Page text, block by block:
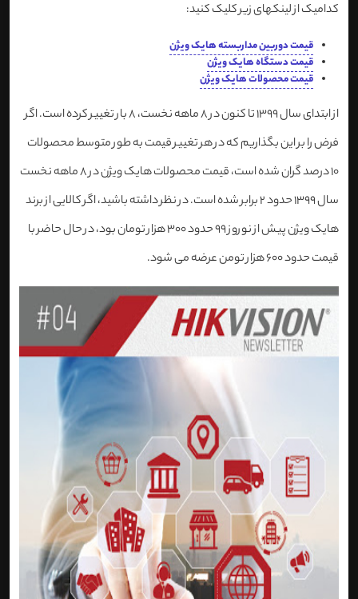
کدامیک از لینکهای زیر کلیک کنید:
قیمت دوربین مداربسته هایک ویژن
قیمت دستگاه هایک ویژن
قیمت محصولات هایک ویژن
از ابتدای سال 1399 تا کنون در 8 ماهه نخست، 8 بار تغییر کرده است. اگر
فرض را بر این بگذاریم که در هر تغییر قیمت به طور متوسط محصولات
10 درصد گران شده است، قیمت محصولات هایک ویژن در 8 ماهه نخست
سال 1399 حدود 2 برابر شده است. در نظر داشته باشید، اگر کالایی از برند
هایک ویژن پیش از نوروز 99 حدود 300 هزار تومان بود، در حال حاضر با
قیمت حدود 600 هزار تومن عرضه می شود.